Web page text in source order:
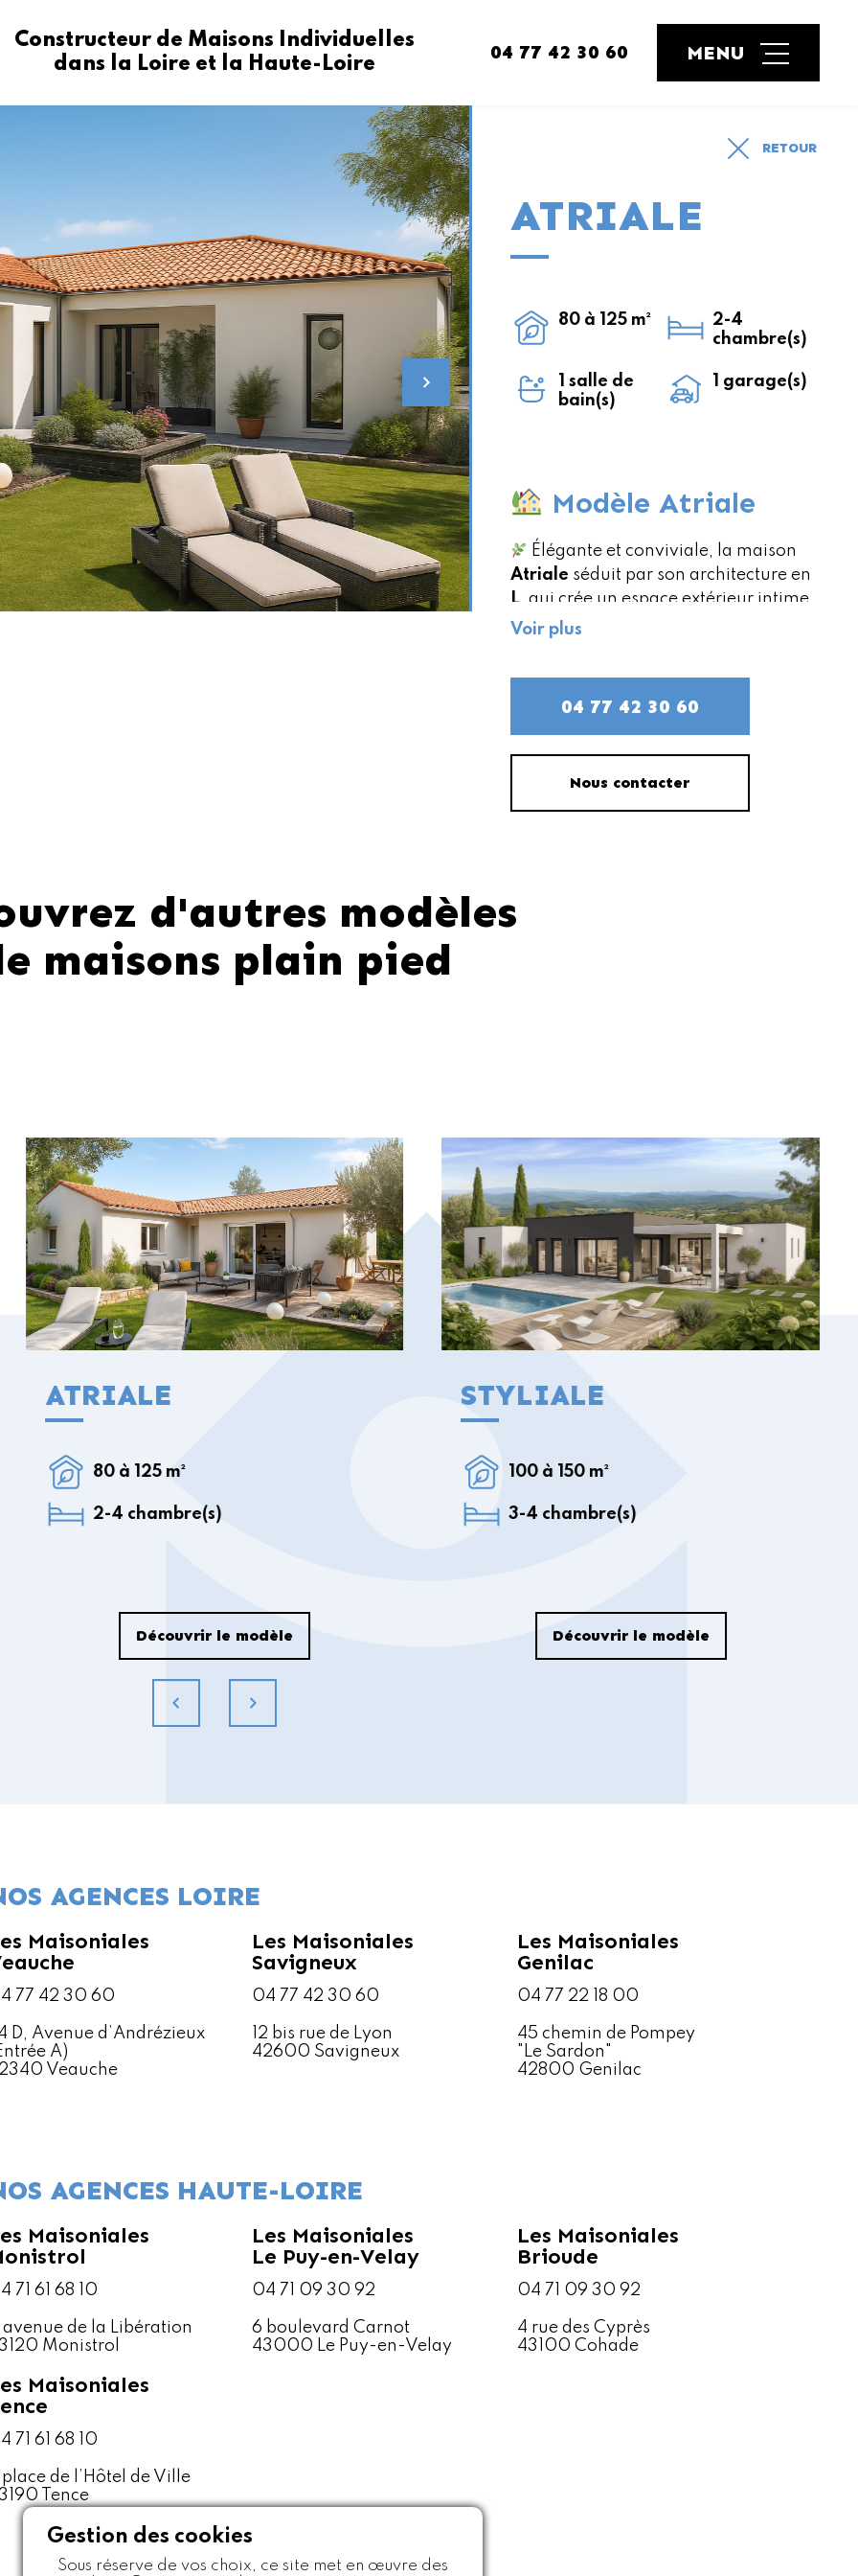
Constructeur de Maisons Individuelles
dans la Loire et la Haute-Loire
04 77 42 30 60
RETOUR
ATRIALE
80 à 125 m²
2-4
chambre(s)
1 salle de
bain(s)
1 garage(s)
Modèle Atriale
Élégante et conviviale, la maison
Atriale séduit par son architecture en
L, qui crée un espace extérieur intime
et protégé, idéal pour aménager une
s’invite dans toutes les pièces, offrant
Conçue pour le confort au
quotidien,Atrialepropose un séjour
Voir plus
04 77 42 30 60
Nous contacter
d'autres modèles
maisons plain pied
ATRIALE
80 à 125 m²
2-4 chambre(s)
Découvrir le modèle
STYLIALE
100 à 150 m²
3-4 chambre(s)
Découvrir le modèle
AGENCES LOIRE
Maisoniales
77 42 30 60
D, Avenue d’Andrézieux
A)
Veauche
Les Maisoniales
Savigneux
04 77 42 30 60
12 bis rue de Lyon
42600 Savigneux
Les Maisoniales
Genilac
04 77 22 18 00
45 chemin de Pompey
"Le Sardon"
42800 Genilac
AGENCES HAUTE-LOIRE
Maisoniales
71 61 68 10
avenue de la Libération
Monistrol
Les Maisoniales
Le Puy-en-Velay
04 71 09 30 92
6 boulevard Carnot
43000 Le Puy-en-Velay
Les Maisoniales
Brioude
04 71 09 30 92
4 rue des Cyprès
43100 Cohade
Maisoniales
71 61 68 10
de l’Hôtel de Ville
Tence
Gestion des cookies
Sous réserve de vos choix, ce site met en œuvre des